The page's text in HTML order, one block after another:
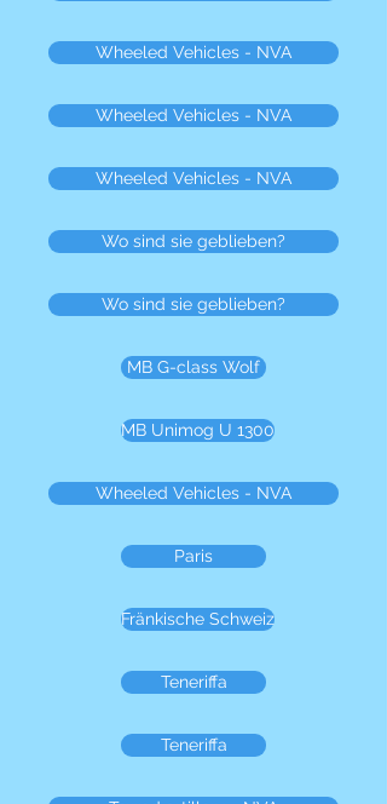
Wheeled Vehicles - NVA
Wheeled Vehicles - NVA
Wheeled Vehicles - NVA
Wo sind sie geblieben?
Wo sind sie geblieben?
MB G-class Wolf
MB Unimog U 1300
Wheeled Vehicles - NVA
Paris
Fränkische Schweiz
Teneriffa
Teneriffa